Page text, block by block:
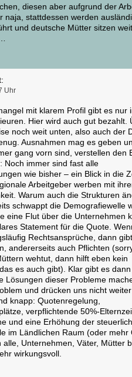
diesen aber aufgrund der
naja, stattdessen werden
und deutsche Mütter sitzen
Uhr
mit klarem Profil gibt es nur
Hier wird auch gut bezahlt.
noch weit unten, also auch der
Ausnahmen mag es geben
gang vorn sind, verstellen den
Noch immer sind fast alle
wie bisher – ein Blick in die
Arbeitgeber werben mit
Warum auch die Strukturen
schwappt die Demografiewelle
eine Flut über die Unternehmen
Statement für die Quote.
Rechtsansprüche, dann
andererseits auch Pflichten
wehtut, dann hilft eben kein
es auch gibt). Klar gibt es
Lösungen dieser Probleme
und drücken uns nicht
knapp: Quotenregelung,
verpflichtende 50%-
und eine Erhöhung der
im Ländlichen Raum (oder mehr
alle, Unternehmen, Väter, Mütter
wirkungsvoll.